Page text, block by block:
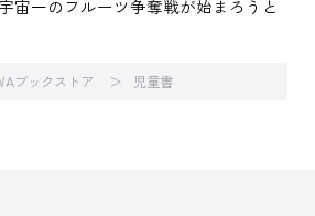
宙一のフルーツ争奪戦が始まろうと
ブックストア 児童書